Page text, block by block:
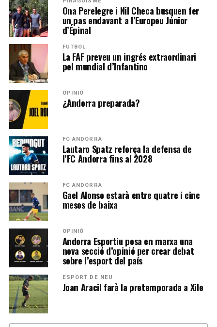
Ona Perelegre i Nil Checa busquen fer
un pas endavant a l’Europeu Júnior
d’Épinal
FUTBOL
La FAF preveu un ingrés extraordinari
pel mundial d’Infantino
OPINIÓ
¿Andorra preparada?
FC ANDORRA
Lautaro Spatz reforça la defensa de
l’FC Andorra fins al 2028
FC ANDORRA
Gael Alonso estarà entre quatre i cinc
mesos de baixa
OPINIÓ
Andorra Esportiu posa en marxa una
nova secció d’opinió per crear debat
sobre l’esport del país
ESPORT DE NEU
Joan Aracil farà la pretemporada a Xile